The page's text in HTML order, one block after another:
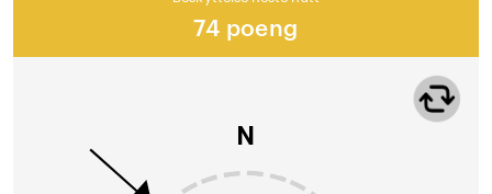
74 poeng
N